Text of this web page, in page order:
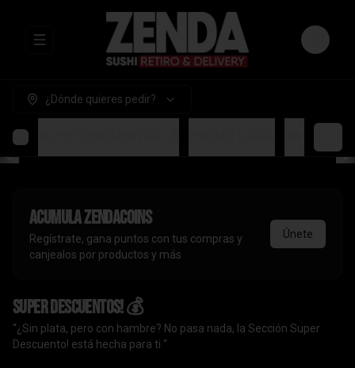
Abrir menu de navegación Login
¿Dónde quieres pedir?
AcumulaZendaCoins
Regístrate, gana puntos con tus compras y
canjealos por productos y más
Únete
SUPER DESCUENTOS! 💰
“¿Sin plata, pero con hambre? No pasa nada, la Sección Super
Descuento! está hecha para ti “